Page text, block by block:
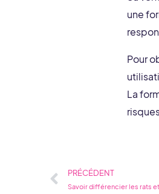
une
Pour
La
Précédent
PRÉCÉDENT
Savoir différencier les rats